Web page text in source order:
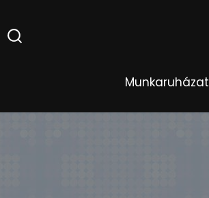
to
content
Munkaruházat